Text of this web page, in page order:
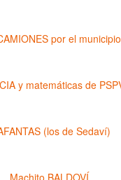
por el municipio
y matemáticas de
(los de Sedaví)
Machito BALDOVÍ